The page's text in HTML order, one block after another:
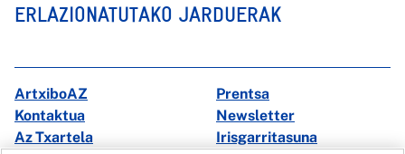
ERLAZIONATUTAKO JARDUERAK
ArtxiboAZ
Prentsa
Kontaktua
Newsletter
Az Txartela
Irisgarritasuna